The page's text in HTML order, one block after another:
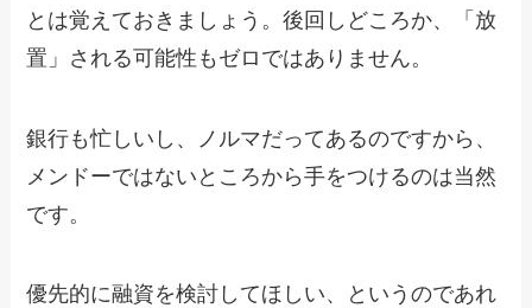
とは覚えておきましょう。後回しどころか、「放
置」される可能性もゼロではありません。
銀行も忙しいし、ノルマだってあるのですから、
メンドーではないところから手をつけるのは当然
です。
優先的に融資を検討してほしい、というのであれ